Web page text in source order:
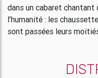
dans un cabaret chantant
l’humanité : les
sont passées leurs